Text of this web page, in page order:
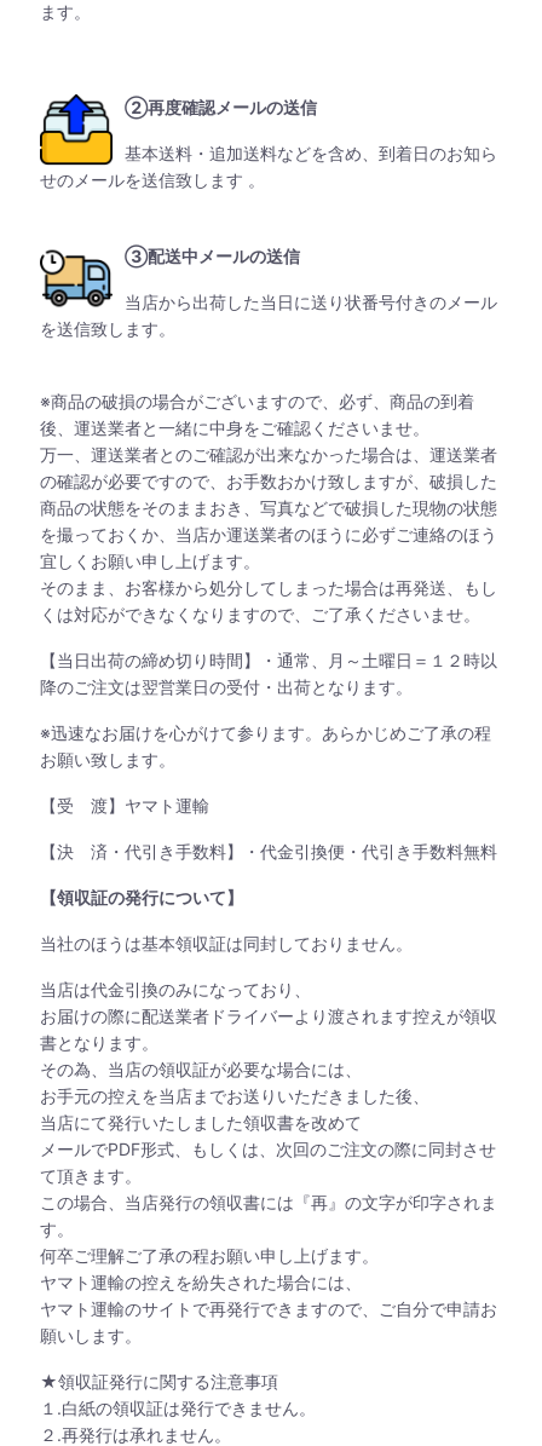
ます。
②再度確認メールの送信
基本送料・追加送料などを含め、到着日のお知ら
せのメールを送信致します 。
③配送中メールの送信
当店から出荷した当日に送り状番号付きのメール
を送信致します。
※商品の破損の場合がございますので、必ず、商品の到着
後、運送業者と一緒に中身をご確認くださいませ。
万一、運送業者とのご確認が出来なかった場合は、運送業者
の確認が必要ですので、お手数おかけ致しますが、破損した
商品の状態をそのままおき、写真などで破損した現物の状態
を撮っておくか、当店か運送業者のほうに必ずご連絡のほう
宜しくお願い申し上げます。
そのまま、お客様から処分してしまった場合は再発送、もし
くは対応ができなくなりますので、ご了承くださいませ。
【当日出荷の締め切り時間】・通常、月～土曜日＝１２時以
降のご注文は翌営業日の受付・出荷となります。
※迅速なお届けを心がけて参ります。あらかじめご了承の程
お願い致します。
【受 渡】ヤマト運輸
【決 済・代引き手数料】・代金引換便・代引き手数料無料
【領収証の発行について】
当社のほうは基本領収証は同封しておりません。
当店は代金引換のみになっており、
お届けの際に配送業者ドライバーより渡されます控えが領収
書となります。
その為、当店の領収証が必要な場合には、
お手元の控えを当店までお送りいただきました後、
当店にて発行いたしました領収書を改めて
メールでPDF形式、もしくは、次回のご注文の際に同封させ
て頂きます。
この場合、当店発行の領収書には『再』の文字が印字されま
す。
何卒ご理解ご了承の程お願い申し上げます。
ヤマト運輸の控えを紛失された場合には、
ヤマト運輸のサイトで再発行できますので、ご自分で申請お
願いします。
★領収証発行に関する注意事項
１.白紙の領収証は発行できません。
２.再発行は承れません。